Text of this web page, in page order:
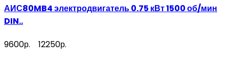
АИС80MB4 электродвигатель 0.75 кВт 1500 об/мин
DIN..
9600р. 12250р.